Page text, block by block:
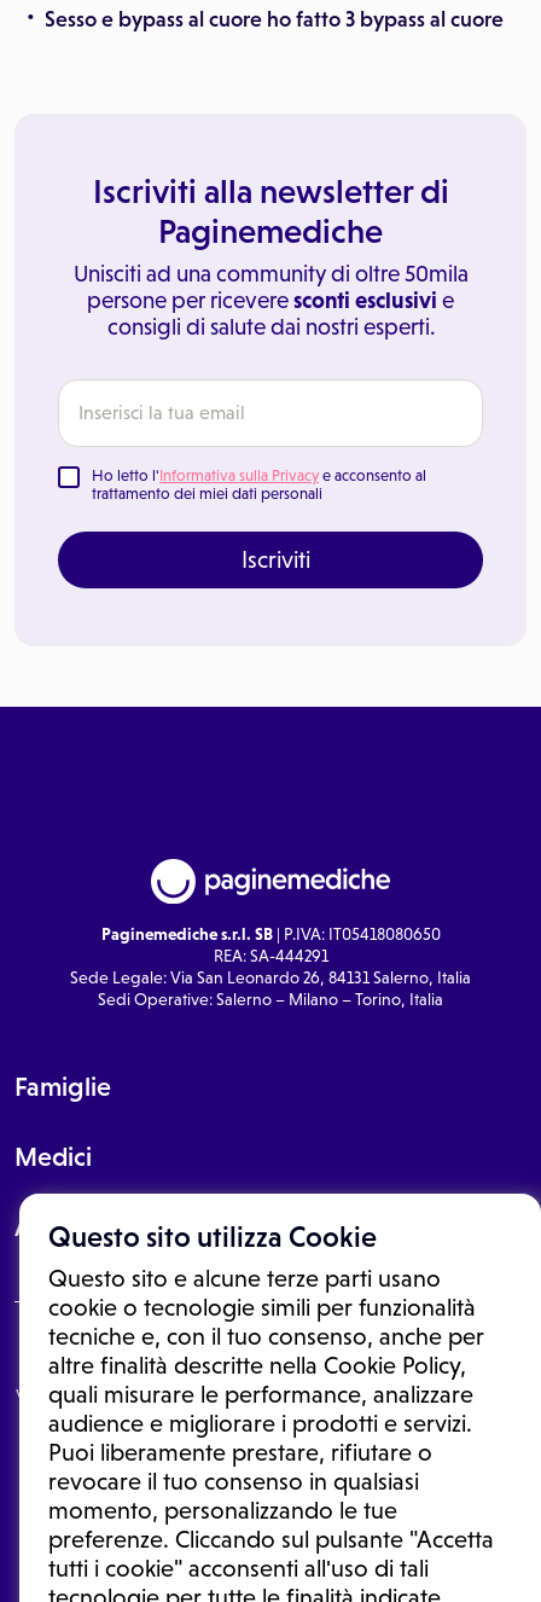
Questo sito utilizza Cookie
Questo sito e alcune terze parti usano
cookie o tecnologie simili per funzionalità
tecniche e, con il tuo consenso, anche per
altre finalità descritte nella Cookie Policy,
quali misurare le performance, analizzare
audience e migliorare i prodotti e servizi.
Puoi liberamente prestare, rifiutare o
revocare il tuo consenso in qualsiasi
momento, personalizzando le tue
preferenze. Cliccando sul pulsante "Accetta
tutti i cookie" acconsenti all'uso di tali
Sesso e bypass al cuore ho fatto 3 bypass al cuore
Iscriviti alla newsletter di
Paginemediche
Unisciti ad una community di oltre 50mila
persone per riceveresconti esclusivi e
consigli di salute dai nostri esperti.
Ho letto l'Informativa sulla Privacy e acconsento al
trattamento dei miei dati personali
Iscriviti
Paginemediche s.r.l. SB| P.IVA: IT05418080650
REA: SA-444291
Sede Legale: Via San Leonardo 26, 84131 Salerno, Italia
Sedi Operative: Salerno – Milano – Torino, Italia
Famiglie
Medici
About
Le informazioni proposte in questo sito non sono un consulto medico.
In nessun caso, queste informazioni sostituiscono un consulto, una
visita o una diagnosi formulata dal medico. Non si devono considerare
le informazioni disponibili come suggerimenti per la formulazione di
una diagnosi, la determinazione di un trattamento o l'assunzione o
sospensione di un farmaco senza prima consultare un medico di
medicina generale o uno specialista.
Condizioni di utilizzo|Privacy Policy |Gestione cookie
Ⓒ 2026 | Tutti i diritti riservati.